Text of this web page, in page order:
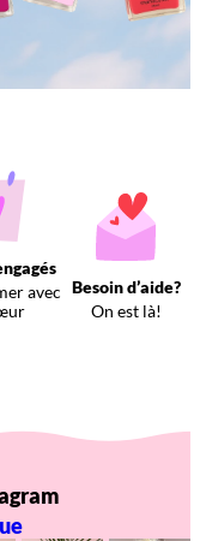
avec Besoin d’aide?
On est là!